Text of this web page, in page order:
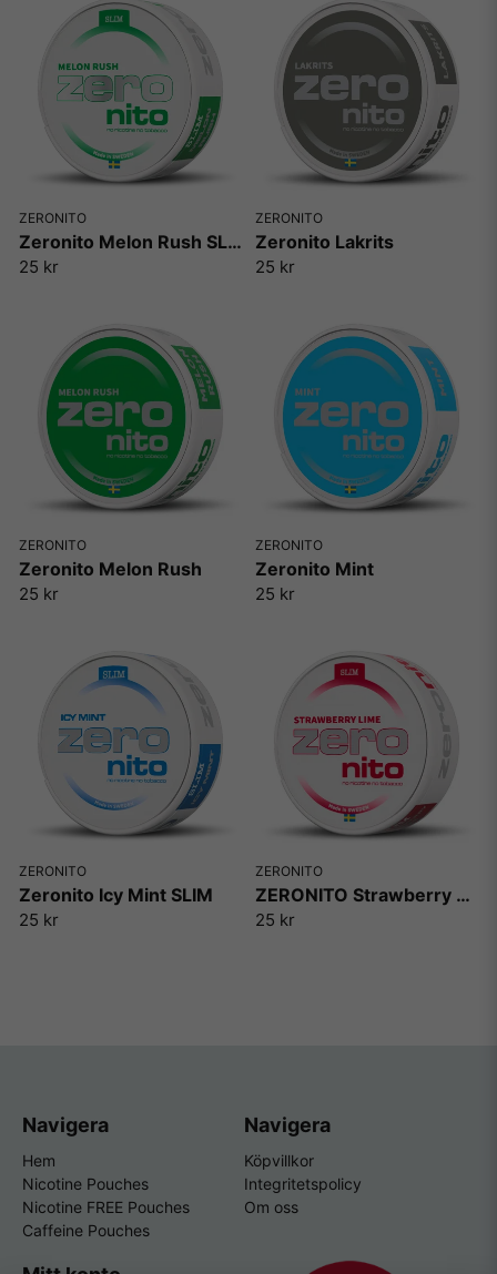
ZERONITO
Zeronito Melon Rush SLIM
25 kr
ZERONITO
Zeronito Lakrits
25 kr
ZERONITO
Zeronito Melon Rush
25 kr
ZERONITO
Zeronito Mint
25 kr
ZERONITO
Zeronito Icy Mint SLIM
25 kr
ZERONITO
ZERONITO Strawberry Lime
25 kr
Navigera
Hem
Nicotine Pouches
Nicotine FREE Pouches
Caffeine Pouches
Navigera
Köpvillkor
Integritetspolicy
Om oss